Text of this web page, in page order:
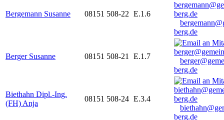
Bergemann Susanne 08151 508-22 E.1.6
berg.de
Berger Susanne 08151 508-21 E.1.7
berg.de
Biethahn Dipl.-Ing.
(FH) Anja
08151 508-24 E.3.4
berg.de